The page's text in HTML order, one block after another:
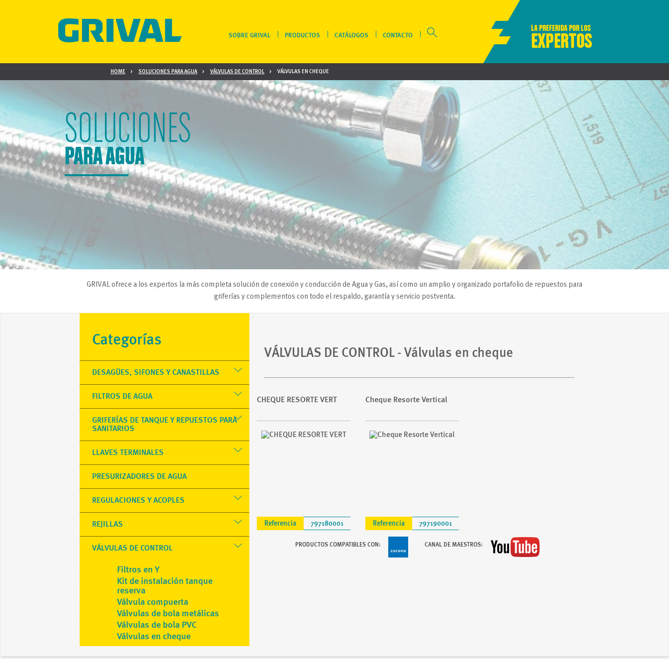
SOBRE GRIVAL PRODUCTOS CATÁLOGOS CONTACTO
LA PREFERIDA POR LOS
EXPERTOS
HOME SOLUCIONES PARA AGUA VÁLVULAS DE CONTROL VÁLVULAS EN CHEQUE
SOLUCIONES
PARA AGUA
GRIVAL ofrece a los expertos la más completa solución de conexión y conducción de Agua y Gas, así como un amplio y organizado portafolio de repuestos para
griferías y complementos con todo el respaldo, garantía y servicio postventa.
Categorías
DESAGÜES, SIFONES Y CANASTILLAS
FILTROS DE AGUA
GRIFERÍAS DE TANQUE Y REPUESTOS PARA
SANITARIOS
LLAVES TERMINALES
PRESURIZADORES DE AGUA
REGULACIONES Y ACOPLES
REJILLAS
VÁLVULAS DE CONTROL
Filtros en Y
Kit de instalación tanque
reserva
Válvula compuerta
Válvulas de bola metálicas
Válvulas de bola PVC
Válvulas en cheque
VÁLVULAS DE CONTROL- Válvulas en cheque
CHEQUE RESORTE VERT
Referencia 797180001
Cheque Resorte Vertical
Referencia 797190001
PRODUCTOS COMPATIBLES CON: CANAL DE MAESTROS: